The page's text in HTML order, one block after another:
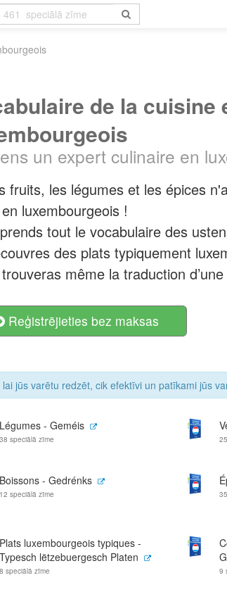
de la cuisine
un expert culinaire en
fruits, les légumes et les épices
luxembourgeois !
tout le vocabulaire des
des plats typiquement
même la traduction
Reģistrējieties bez maksas
jūs varētu redzēt, cik efektīvi un patīkami jūs
Légumes - Geméis
38 speciālā zīme
Boissons - Gedrénks
12 speciālā zīme
Plats luxembourgeois typiques -
Typesch lëtzebuergesch Platen
8 speciālā zīme 9